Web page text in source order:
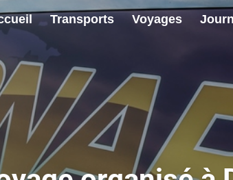
Transports Voyages